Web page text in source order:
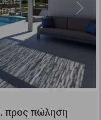
Next
προς πώληση